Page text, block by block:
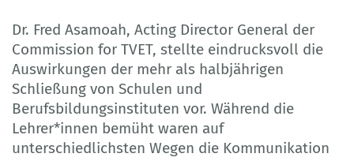
Dr. Fred Asamoah, Acting Director General der
Commission for TVET, stellte eindrucksvoll die
Auswirkungen der mehr als halbjährigen
Schließung von Schulen und
Berufsbildungsinstituten vor. Während die
Lehrer*innen bemüht waren auf
unterschiedlichsten Wegen die Kommunikation